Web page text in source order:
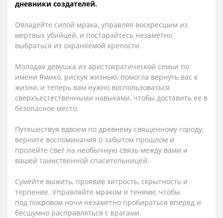
дневники создателей.
Овладейте силой мрака, управляя воскресшим из
мертвых убийцей, и постарайтесь незаметно
выбраться из охраняемой крепости.
Молодая девушка из аристократической семьи по
имени Ямико, рискуя жизнью, помогла вернуть вас к
жизни, и теперь вам нужно воспользоваться
сверхъестественными навыками, чтобы доставить ее в
безопасное место.
Путешествуя вдвоем по древнему священному городу,
верните воспоминания о забытом прошлом и
пролейте свет на необычную связь между вами и
вашей таинственной спасительницей.
Сумейте выжить, проявив хитрость, скрытность и
терпение. Управляйте мраком и тенями, чтобы
под покровом ночи незаметно пробираться вперед и
бесшумно расправляться с врагами.